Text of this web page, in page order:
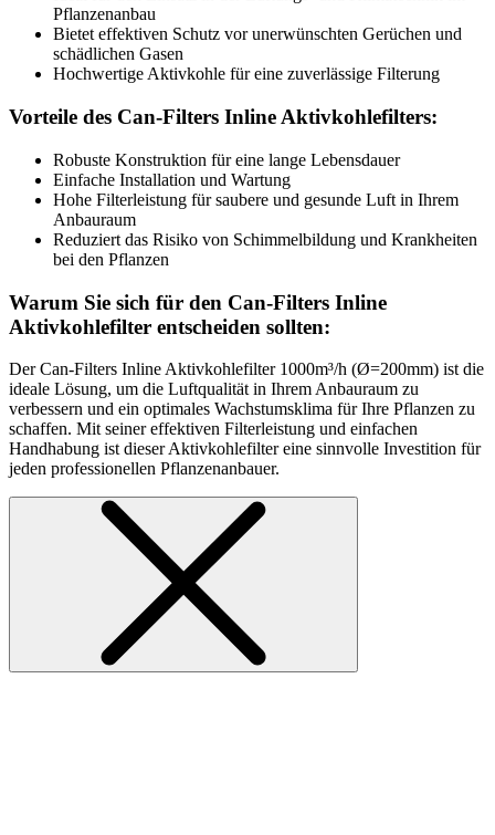
Pflanzenanbau
Bietet effektiven Schutz vor unerwünschten Gerüchen und
schädlichen Gasen
Hochwertige Aktivkohle für eine zuverlässige Filterung
Vorteile des Can-Filters Inline Aktivkohlefilters:
Robuste Konstruktion für eine lange Lebensdauer
Einfache Installation und Wartung
Hohe Filterleistung für saubere und gesunde Luft in Ihrem
Anbauraum
Reduziert das Risiko von Schimmelbildung und Krankheiten
bei den Pflanzen
Warum Sie sich für den Can-Filters Inline
Aktivkohlefilter entscheiden sollten:
Der Can-Filters Inline Aktivkohlefilter 1000m³/h (Ø=200mm) ist die
ideale Lösung, um die Luftqualität in Ihrem Anbauraum zu
verbessern und ein optimales Wachstumsklima für Ihre Pflanzen zu
schaffen. Mit seiner effektiven Filterleistung und einfachen
Handhabung ist dieser Aktivkohlefilter eine sinnvolle Investition für
jeden professionellen Pflanzenanbauer.